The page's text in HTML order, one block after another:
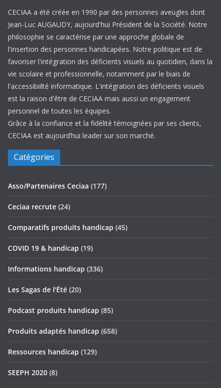
CECIAA a été créée en 1990 par des personnes aveugles dont
Jean-Luc AUGAUDY, aujourd'hui Président de la Société. Notre
philosophie se caractérise par une approche globale de
l'insertion des personnes handicapées. Notre politique est de
favoriser l'intégration des déficients visuels au quotidien, dans la
vie scolaire et professionnelle, notamment par le biais de
l'accessibiilté informatique. L'intégration des déficients visuels
est la raison d'être de CECIAA mais aussi un engagement
personnel de toutes les équipes.
Grâce à la confiance et la fidélité témoignées par ses clients,
CECIAA est aujourd’hui leader sur son marché.
Catégories
Asso/Partenaires Ceciaa (177)
Ceciaa recrute (24)
Comparatifs produits handicap (45)
COVID 19 & handicap (19)
Informations handicap (336)
Les Sagas de l'Été (20)
Podcast produits handicap (85)
Produits adaptés handicap (658)
Ressources handicap (129)
SEEPH 2020 (8)